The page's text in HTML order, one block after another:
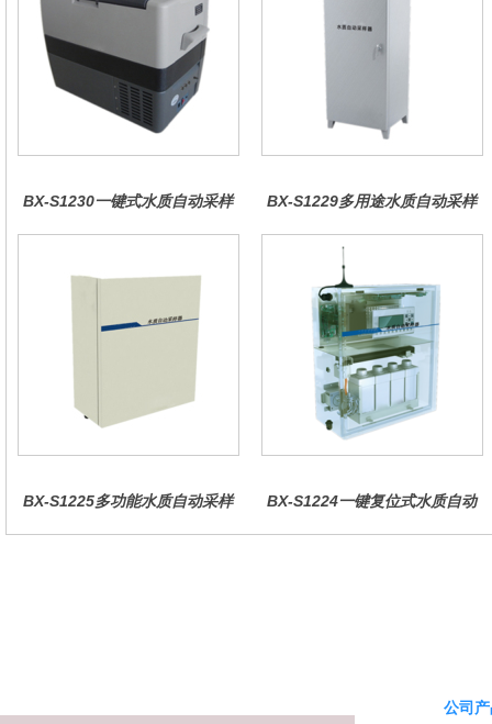
BX-S1230一键式水质自动采样
BX-S1229多用途水质自动采样
BX-S1225多功能水质自动采样
BX-S1224一键复位式水质自动
公司